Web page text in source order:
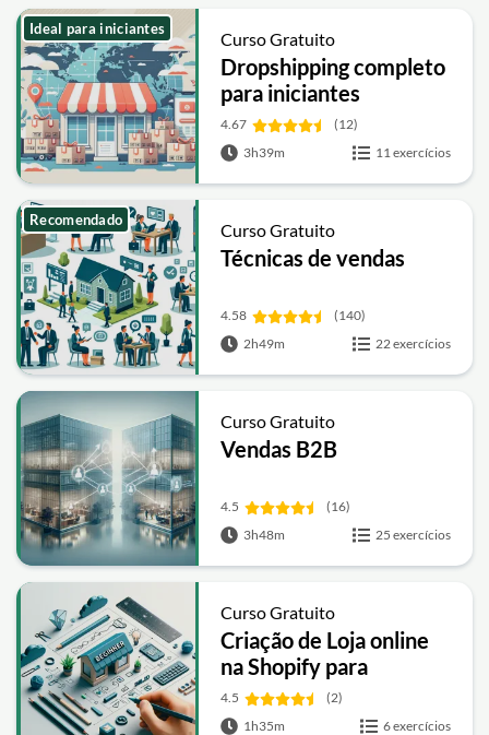
Curso Gratuito
Dropshipping completo
para iniciantes
4.67
(12)
3h39m
11 exercícios
Ideal para iniciantes
Curso Gratuito
Técnicas de vendas
4.58
(140)
2h49m
22 exercícios
Recomendado
Curso Gratuito
Vendas B2B
4.5
(16)
3h48m
25 exercícios
Curso Gratuito
Criação de Loja online
na Shopify para
Iniciantes
4.5
(2)
1h35m
6 exercícios